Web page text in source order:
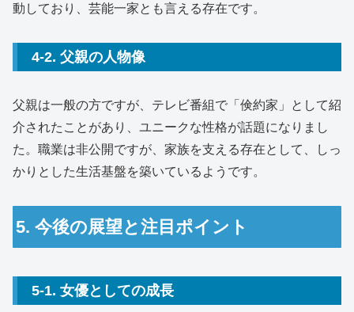
動しており、芸能一家とも言える存在です。
4-2. 父親の人物像
父親は一般の方ですが、テレビ番組で「倹約家」として紹
介されたことがあり、ユニークな性格が話題になりまし
た。職業は非公開ですが、家族を支える存在として、しっ
かりとした生活基盤を築いているようです。
5. 今後の展望と注目ポイント
5-1. 女優としての成長